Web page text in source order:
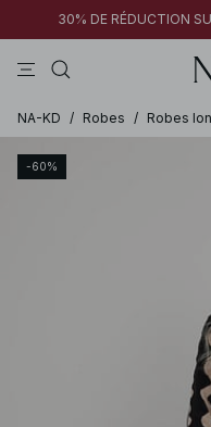
30% DE RÉDUCTION
NA-KD / Robes / Robes
-60%